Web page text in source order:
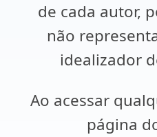
de cada autor,
não
idealizador
Ao acessar
página